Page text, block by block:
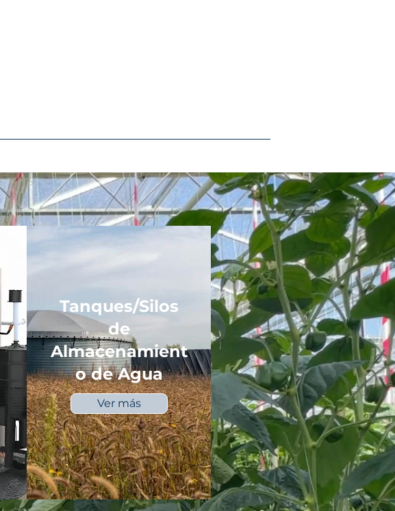
Tanques/Silos
de
Almacenamient
o de Agua
Ver más